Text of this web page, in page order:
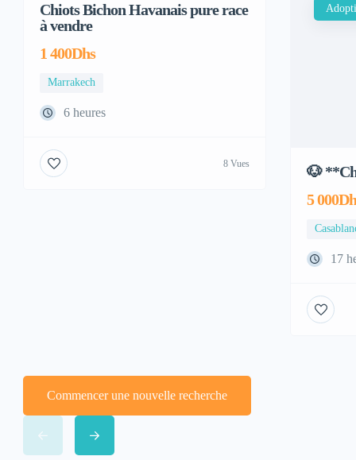
Chiots Bichon Havanais pure race
à vendre
1 400Dhs
Marrakech
6 heures
8 Vues
🐶
5
17
Commencer une nouvelle recherche